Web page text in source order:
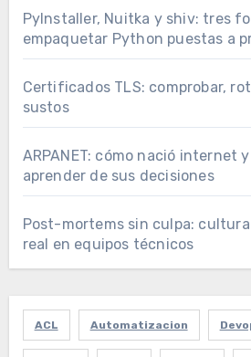
PyInstaller, Nuitka y shiv: tres
empaquetar Python puestas a
Certificados TLS: comprobar,
sustos
ARPANET: cómo nació internet
aprender de sus decisiones
Post-mortems sin culpa:
real en equipos técnicos
ACL Automatizacion